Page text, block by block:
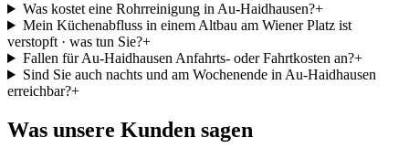
Was kostet eine Rohrreinigung in Au-Haidhausen?+
Mein Küchenabfluss in einem Altbau am Wiener Platz ist
verstopft · was tun Sie?+
Fallen für Au-Haidhausen Anfahrts- oder Fahrtkosten an?+
Sind Sie auch nachts und am Wochenende in Au-Haidhausen
erreichbar?+
Was unsere Kunden sagen